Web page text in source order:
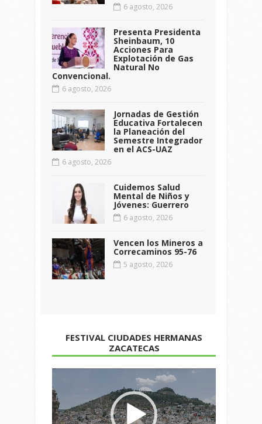
6 agosto, 2026
Presenta Presidenta
Sheinbaum, 10
Acciones Para
Explotación de Gas
Natural No
Convencional.
6 agosto, 2026
Jornadas de Gestión
Educativa Fortalecen
la Planeación del
Semestre Integrador
en el ACS-UAZ
6 agosto, 2026
Cuidemos Salud
Mental de Niños y
Jóvenes: Guerrero
6 agosto, 2026
Vencen los Mineros a
Correcaminos 95-76
5 agosto, 2026
FESTIVAL CIUDADES HERMANAS
ZACATECAS
de
vídeo